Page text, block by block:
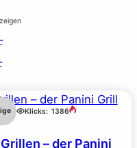
Klicks: 1386
– der Panini